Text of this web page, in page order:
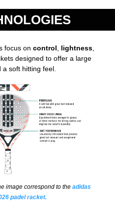
focus on control lightness
designed to offer a large
soft hitting feel.
image correspond to the adidas
padel racket.